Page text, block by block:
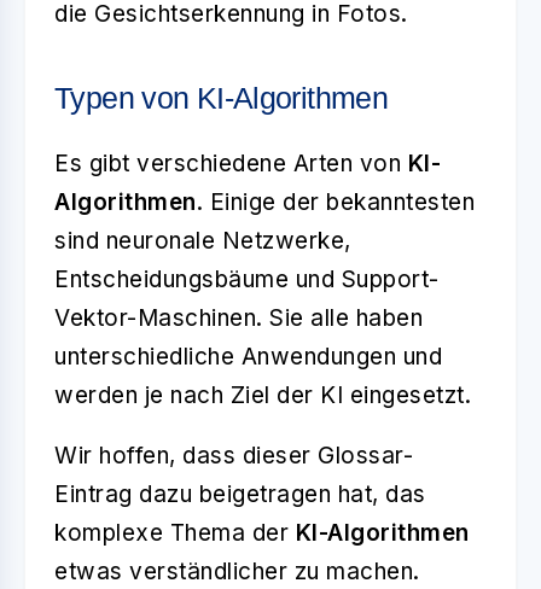
die Gesichtserkennung in Fotos.
Typen von KI-Algorithmen
Es gibt verschiedene Arten von KI-
Algorithmen. Einige der bekanntesten
sind neuronale Netzwerke,
Entscheidungsbäume und Support-
Vektor-Maschinen. Sie alle haben
unterschiedliche Anwendungen und
werden je nach Ziel der KI eingesetzt.
Wir hoffen, dass dieser Glossar-
Eintrag dazu beigetragen hat, das
komplexe Thema der KI-Algorithmen
etwas verständlicher zu machen.